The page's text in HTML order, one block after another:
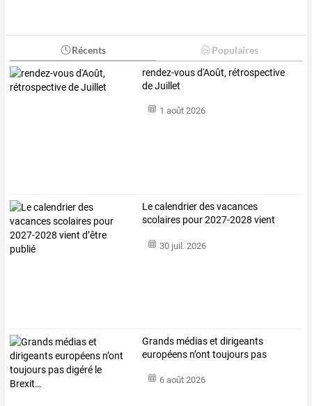
Récents Populaires
rendez-vous d'Août, rétrospective
de Juillet
1 août 2026
Le calendrier des vacances
scolaires pour 2027-2028 vient
30 juil. 2026
Grands médiaset dirigeants
européens n’ont toujours pas
6 août 2026